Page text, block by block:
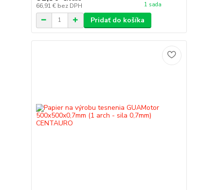
66,91 € bez DPH
1 sada
Pridať do košíka